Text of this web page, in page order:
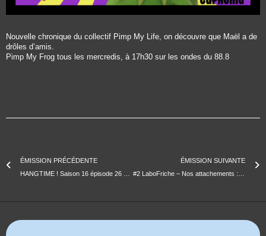
Nouvelle chronique du collectif Pimp My Life, on découvre que Maël a de
drôles d’amis.
Pimp My Frog tous les mercredis, à 17h30 sur les ondes du 88.8
ÉMISSION PRÉCÉDENTE
ÉMISSION SUIVANTE